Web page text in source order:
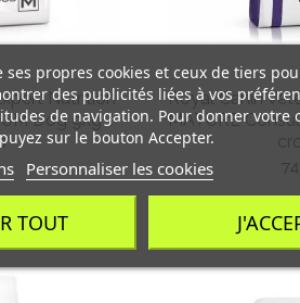
Nutrition
Dog 9kg -
Royal Canin
MATURE
ses propres cookies et ceux de tiers
des publicités liées à vos
de navigation. Pour donner votre
sur le bouton Accepter.
Personnaliser les cookies
TOUT